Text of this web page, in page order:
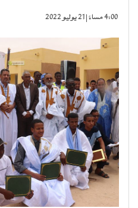
4:00 مساءً | 21 يوليو 2022